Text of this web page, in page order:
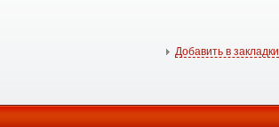
Добавить в закладки